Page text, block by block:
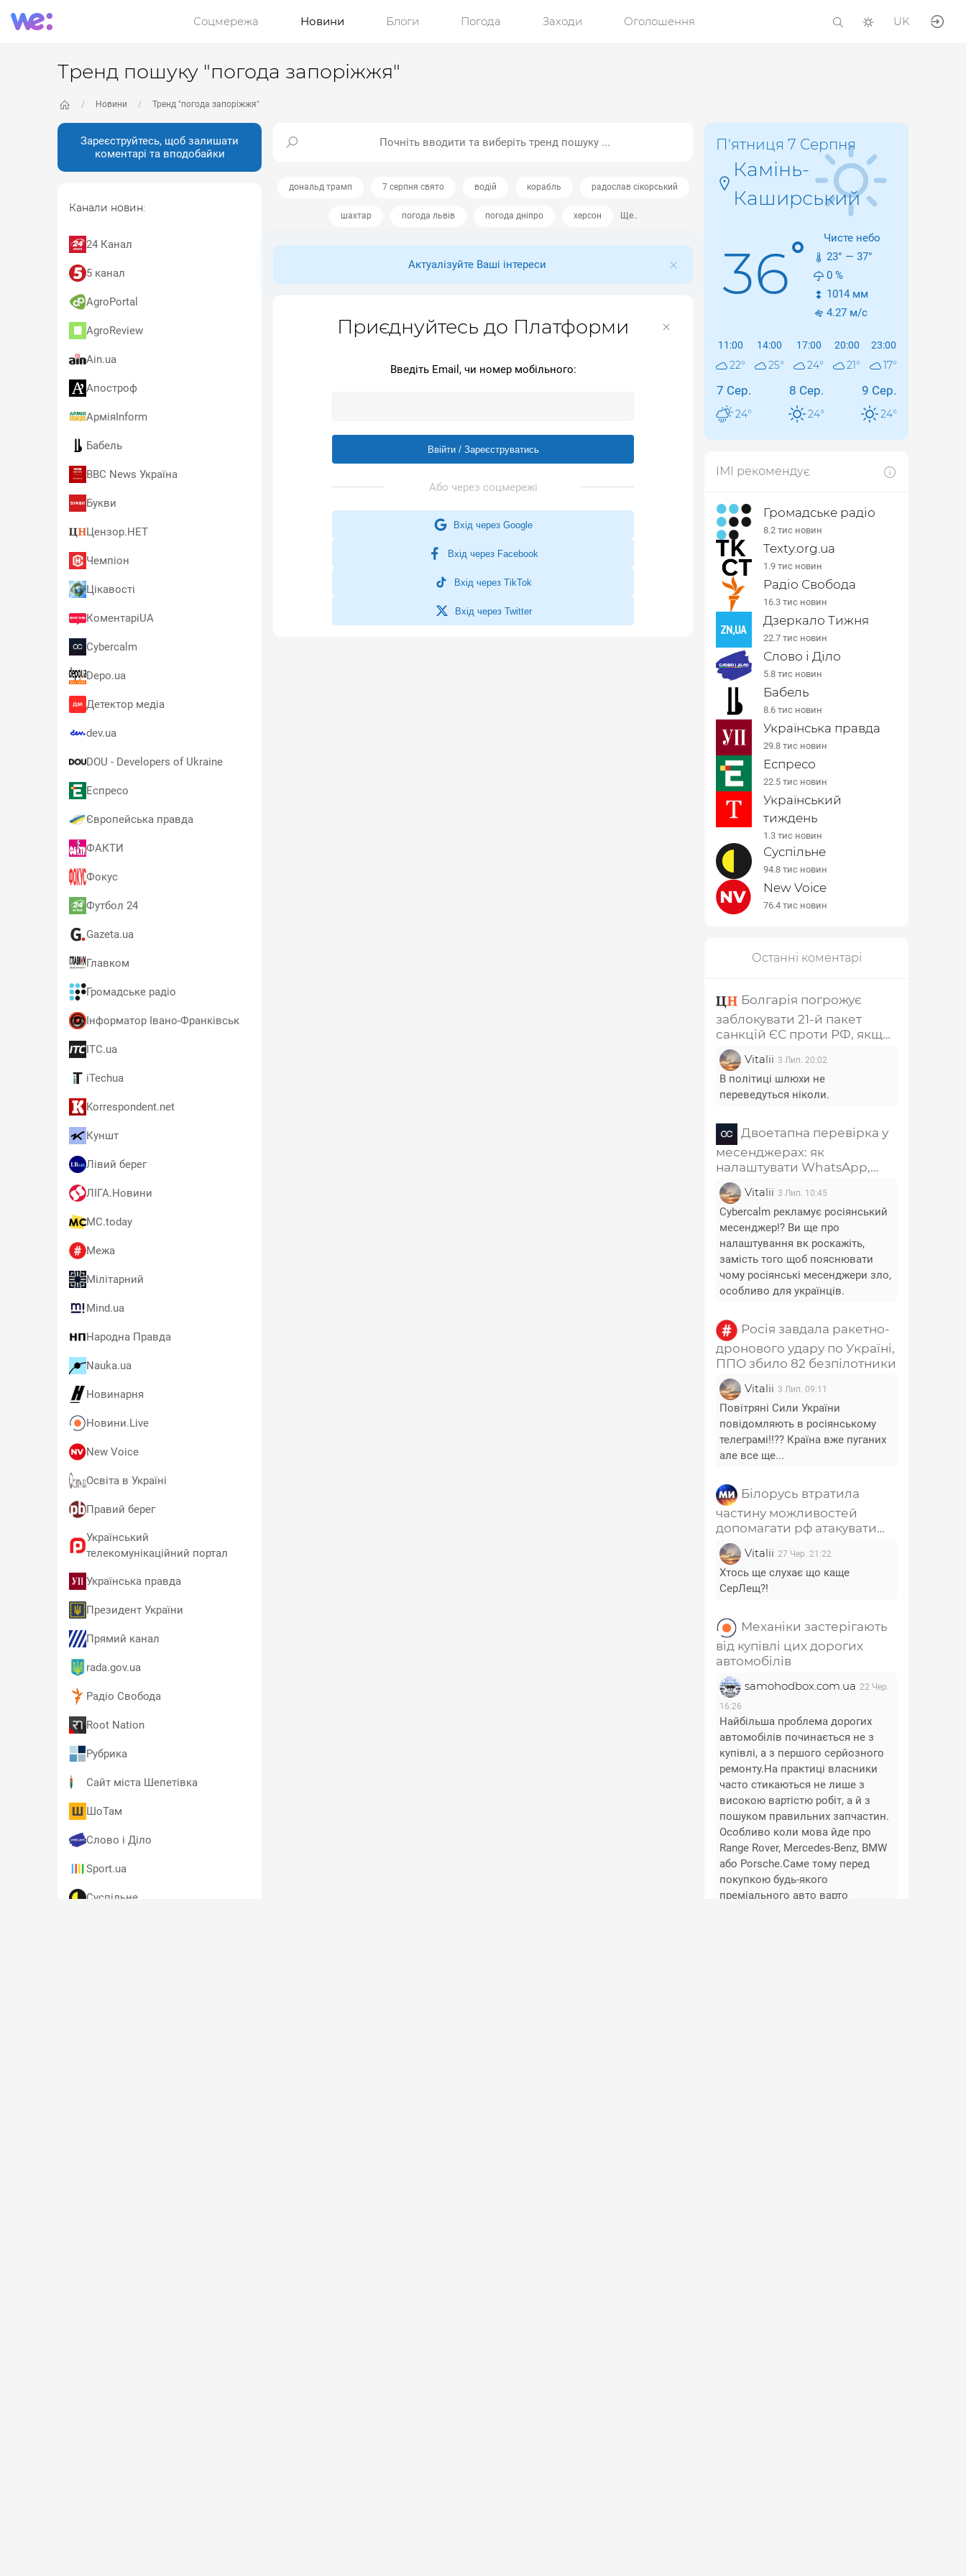
Соцмережа Новини Блоги Погода Заходи Оголошення UK
Тренд пошуку "погода запоріжжя"
Новини Тренд "погода запоріжжя"
Зареєструйтесь, щоб залишати
коментарі та вподобайки
Канали новин:
24 Канал
5 канал
AgroPortal
AgroReview
Ain.ua
Апостроф
АрміяInform
Бабель
BBC News Україна
Букви
Цензор.НЕТ
Чемпіон
Цікавості
КоментаріUA
Cybercalm
Depo.ua
Детектор медіа
dev.ua
DOU - Developers of Ukraine
Еспресо
Європейська правда
ФАКТИ
Фокус
Футбол 24
Gazeta.ua
Главком
Громадське радіо
Інформатор Івано-Франківськ
ITC.ua
iTechua
Korrespondent.net
Куншт
Лівий берег
ЛІГА.Новини
MC.today
Межа
Мілітарний
Mind.ua
Народна Правда
Nauka.ua
Новинарня
Новини.Live
New Voice
Освіта в Україні
Правий берег
Український
телекомунікаційний портал
Українська правда
Президент України
Прямий канал
rada.gov.ua
Радіо Свобода
Root Nation
Рубрика
Сайт міста Шепетівка
ШоТам
Слово і Діло
Sport.ua
Суспільне
дональд трамп 7 серпня свято водій корабль радослав сікорський
шахтар погода львів погода дніпро херсон Ще..
Актуалізуйте Ваші інтереси
Приєднуйтесь до Платформи
Введіть Email, чи номер мобільного:
Ввійти / Зареєструватись
Вхід через Google
Вхід через Facebook
Вхід через TikTok
Вхід через Twitter
П'ятниця 7 Серпня
Камінь-
Каширський
36°
Чисте небо
23° — 37°
0 %
1014 мм
4.27 м/с
11:00
22°
14:00
25°
17:00
24°
20:00
21°
23:00
17°
7 Сер.
24°
8 Сер.
24°
9 Сер.
24°
ІМІ рекомендує
Громадське радіо
8.2 тис новин
Texty.org.ua
1.9 тис новин
Радіо Свобода
16.3 тис новин
Дзеркало Тижня
22.7 тис новин
Слово і Діло
5.8 тис новин
Бабель
8.6 тис новин
Українська правда
29.8 тис новин
Еспресо
22.5 тис новин
Український
тиждень
1.3 тис новин
Суспільне
94.8 тис новин
New Voice
76.4 тис новин
Останні коментарі
Болгарія погрожує
заблокувати 21-й пакет
санкцій ЄС проти РФ, якщо
з нього не приберуть главу
РПЦ Кирила та
співзасновника "Лукойла"
Vitalii 3 Лип. 20:02
В політиці шлюхи не
переведуться ніколи.
Двоетапна перевірка у
месенджерах: як
налаштувати WhatsApp,
Telegram, Signal, Viber і
Messenger
Vitalii 3 Лип. 10:45
Cybercalm рекламує росіянський
месенджер!? Ви ще про
налаштування вк роскажіть,
замість того щоб пояснювати
чому росіянські месенджери зло,
особливо для українців.
Росія завдала ракетно-
дронового удару по Україні,
ППО збило 82 безпілотники
Vitalii 3 Лип. 09:11
Повітряні Сили України
повідомляють в росіянському
телеграмі!!?? Країна вже пуганих
але все ще...
Білорусь втратила
частину можливостей
допомагати рф атакувати
Україну - Лещенко
Vitalii 27 Чер. 21:22
Хтось ще слухає що каще
СерЛещ?!
Механіки застерігають
від купівлі цих дорогих
автомобілів
samohodbox.com.ua 22 Чер.
16:26
Найбільша проблема дорогих
автомобілів починається не з
купівлі, а з першого серйозного
ремонту.На практиці власники
часто стикаються не лише з
високою вартістю робіт, а й з
пошуком правильних запчастин.
Особливо коли мова йде про
Range Rover, Mercedes-Benz, BMW
або Porsche.Саме тому перед
покупкою будь-якого
преміального авто варто